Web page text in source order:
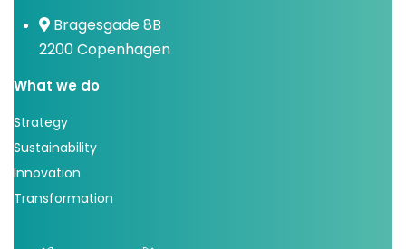
Bragesgade 8B
2200 Copenhagen
What we do
Strategy
Sustainability
Innovation
Transformation